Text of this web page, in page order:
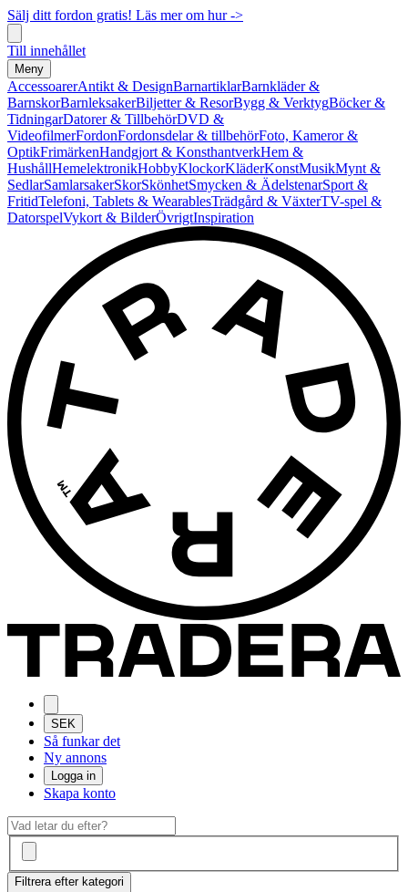
Sälj ditt fordon gratis! Läs mer om hur ->
Till innehållet
Meny
AccessoarerAntikt & DesignBarnartiklarBarnkläder &
BarnskorBarnleksakerBiljetter & ResorBygg & VerktygBöcker &
TidningarDatorer & TillbehörDVD &
VideofilmerFordonFordonsdelar & tillbehörFoto, Kameror &
OptikFrimärkenHandgjort & KonsthantverkHem &
HushållHemelektronikHobbyKlockorKläderKonstMusikMynt &
SedlarSamlarsakerSkorSkönhetSmycken & ÄdelstenarSport &
FritidTelefoni, Tablets & WearablesTrädgård & VäxterTV-spel &
DatorspelVykort & BilderÖvrigtInspiration
SEK
Så funkar det
Ny annons
Logga in
Skapa konto
Filtrera efter kategori